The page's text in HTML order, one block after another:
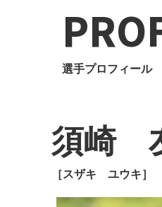
選手プロフィール
須崎
［スザキ ユウキ］